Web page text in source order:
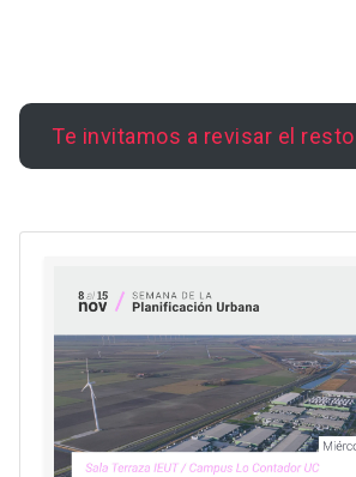
Te invitamos a revisar el